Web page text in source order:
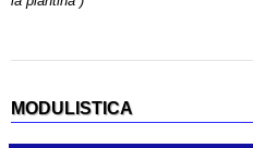
MODULISTICA